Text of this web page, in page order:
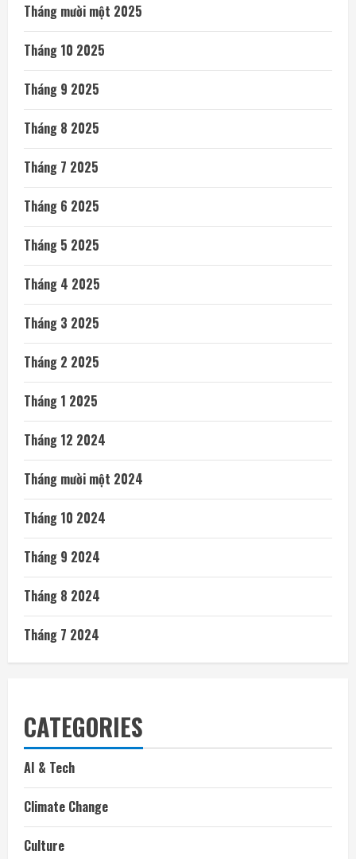
Tháng mười một 2025
Tháng 10 2025
Tháng 9 2025
Tháng 8 2025
Tháng 7 2025
Tháng 6 2025
Tháng 5 2025
Tháng 4 2025
Tháng 3 2025
Tháng 2 2025
Tháng 1 2025
Tháng 12 2024
Tháng mười một 2024
Tháng 10 2024
Tháng 9 2024
Tháng 8 2024
Tháng 7 2024
CATEGORIES
AI & Tech
Climate Change
Culture